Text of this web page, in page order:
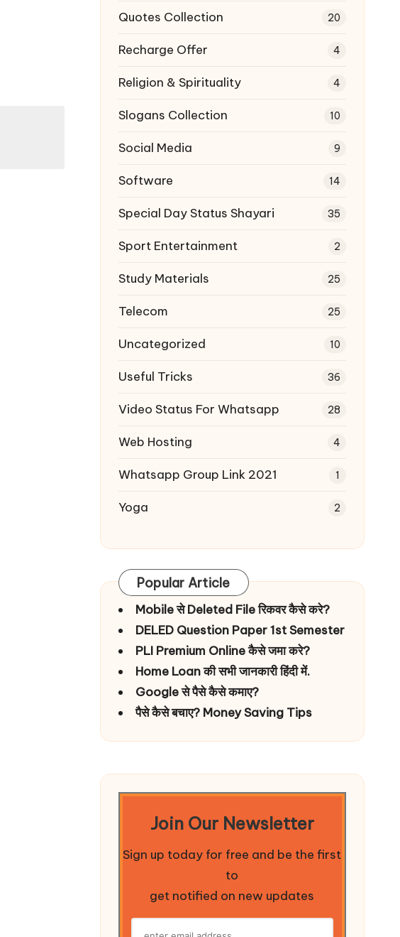
Quotes Collection 20
Recharge Offer 4
Religion & Spirituality 4
Slogans Collection 10
Social Media 9
Software 14
Special Day Status Shayari 35
Sport Entertainment 2
Study Materials 25
Telecom 25
Uncategorized 10
Useful Tricks 36
Video Status For Whatsapp 28
Web Hosting 4
Whatsapp Group Link 2021 1
Yoga 2
Popular Article
Mobile से Deleted File रिकवर कैसे करे?
DELED Question Paper 1st Semester
PLI Premium Online कैसे जमा करे?
Home Loan की सभी जानकारी हिंदी में.
Google से पैसे कैसे कमाए?
पैसे कैसे बचाए? Money Saving Tips
Join Our Newsletter
Sign up today for free and be the first
to
get notified on new updates